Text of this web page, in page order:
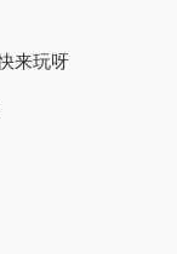
来玩呀